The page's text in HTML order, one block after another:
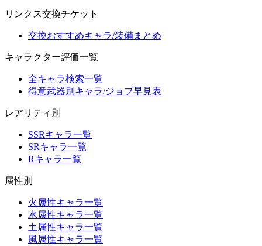
リンクス交換チケット
交換おすすめキャラ/装備まとめ
キャラクター評価一覧
全キャラ検索一覧
得意武器別キャラ/ジョブ早見表
レアリティ別
SSRキャラ一覧
SRキャラ一覧
Rキャラ一覧
属性別
火属性キャラ一覧
水属性キャラ一覧
土属性キャラ一覧
風属性キャラ一覧